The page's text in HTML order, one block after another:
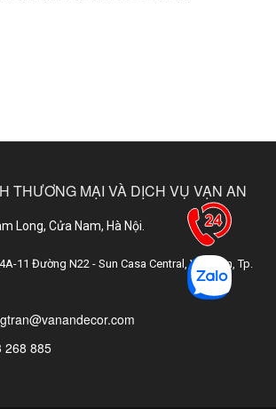
THƯƠNG MẠI VÀ DỊCH VỤ VẠN AN
Long, Cửa Nam, Hà Nội.
11 Đường N22 - Sun Casa Central, Vĩnh Tân, Tp.
268 885